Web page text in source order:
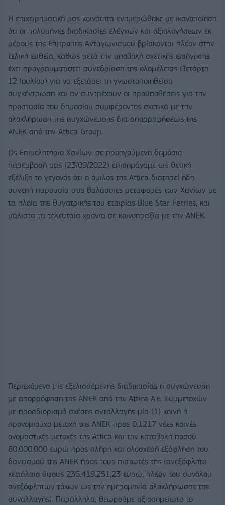
Η επιχειρηματική μας κοινότητα ενημερώθηκε με ικανοποίηση
ότι οι πολύμηνες διαδικασίες ελέγχων και αξιολογήσεων εκ
μέρους της Επιτροπής Ανταγωνισμού βρίσκονται πλέον στην
τελική ευθεία, καθώς μετά την υποβολή σχετικής εισήγησης
έχει προγραμματιστεί συνεδρίαση της ολομέλειας (Τετάρτη
12 Ιουλίου) για να εξετάσει τη γνωστοποιηθείσα
συγκέντρωση και αν συντρέχουν οι προϋποθέσεις για την
προστασία του δημοσίου συμφέροντος σχετικά με την
ολοκλήρωση της συγχώνευσης δια απορροφήσεως της
ΑΝΕΚ από την Attica Group.
Ως Επιμελητήριο Χανίων, σε προηγούμενη δημόσια
παρέμβασή μας (23/09/2022) επισημάναμε ως θετική
εξέλιξη το γεγονός ότι ο όμιλος της Attica διατηρεί ήδη
συνεπή παρουσία στις θαλάσσιες μεταφορές των Χανίων με
τα πλοία της θυγατρικής του εταιρίας Blue Star Ferries, και
μάλιστα τα τελευταία χρόνια σε κοινοπραξία με την ANEK.
Περιεχόμενο της εξελισσόμενης διαδικασίας η συγχώνευση
με απορρόφηση της ΑΝΕK από την Attica A.E. Συμμετοχών
με προσδιορισμό σχέσης ανταλλαγής μία (1) κοινή ή
προνομιούχο μετοχή της ΑΝΕΚ προς 0,1217 νέες κοινές
ονομαστικές μετοχές της Attica και την καταβολή ποσού
80.000.000 ευρώ προς πλήρη και ολοσχερή εξόφληση του
δανεισμού της ΑΝΕΚ προς τους πιστωτές της (ανεξόφλητο
κεφάλαιο ύψους 236.419.251,23 ευρώ, πλέον του συνόλου
ανεξόφλητων τόκων ως την ημερομηνία ολοκλήρωσης της
συναλλαγής). Παράλληλα, θεωρούμε αξιοσημείωτο το